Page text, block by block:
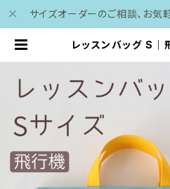
サイズオーダーのご相談、お気
レッスンバッグ S